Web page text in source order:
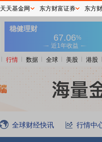
行情 数据 全球 美股 港股
全球财经快讯 行情中
天天基金网 东方财富证券 东方